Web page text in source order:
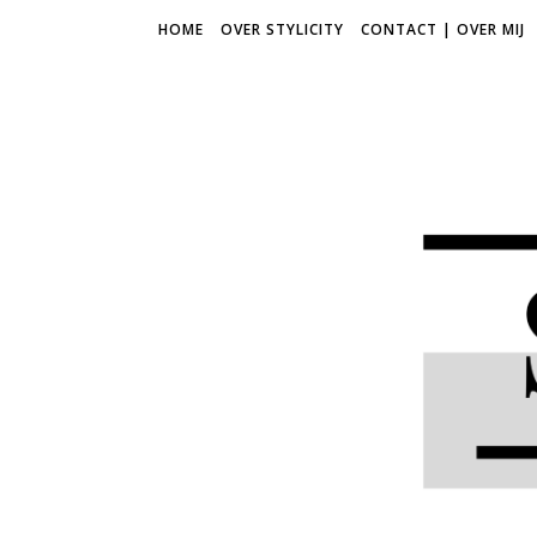
HOME OVER STYLICITY CONTACT | OVER MIJ